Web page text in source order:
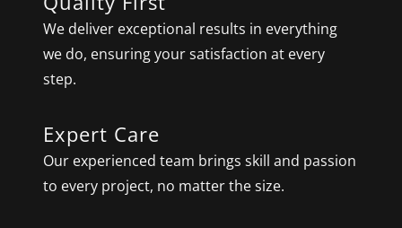
We deliver exceptional results in everything
we do, ensuring your satisfaction at every
step.
Expert Care
Our experienced team brings skill and passion
to every project, no matter the size.